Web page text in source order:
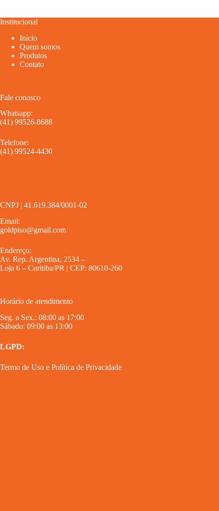
Institucional
Início
Quem somos
Produtos
Contato
Fale conosco
Whatsapp:
(41) 99526-8688
Telefone:
(41) 99524-4430
CNPJ | 41.619.384/0001-02
Email:
goldpiso@gmail.com
Endereço:
Av. Rep. Argentina, 2534 –
Loja 6 – Curitiba/PR | CEP: 80610-260
Horário de atendimento
Seg. a Sex.: 08:00 as 17:00
Sábado: 09:00 as 13:00
LGPD:
Termo de Uso e Política de Privacidade